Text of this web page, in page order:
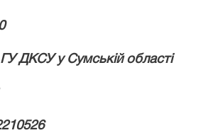
ДКСУ у Сумській області